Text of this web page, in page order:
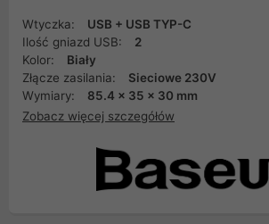
Wtyczka:
USB + USB TYP-C
Ilość gniazd USB:
2
Kolor:
Biały
Złącze zasilania:
Sieciowe 230V
Wymiary:
85.4 x 35 x 30 mm
Zobacz więcej szczegółów